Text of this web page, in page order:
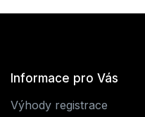
Informace pro Vás
Výhody registrace